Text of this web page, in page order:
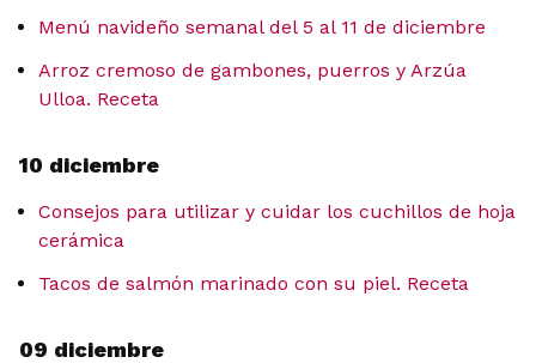
Menú navideño semanal del 5 al 11 de diciembre
Arroz cremoso de gambones, puerros y Arzúa
Ulloa. Receta
10 diciembre
Consejos para utilizar y cuidar los cuchillos de hoja
cerámica
Tacos de salmón marinado con su piel. Receta
09 diciembre